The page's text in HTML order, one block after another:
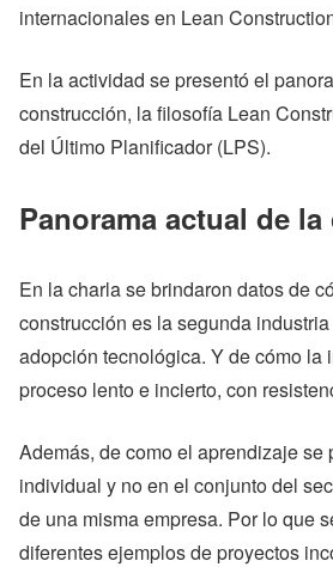
internacionales en Lean
En la actividad se presentó el
construcción, la filosofía Lean
del Último Planificador (LPS).
Panorama actual de
En la charla se brindaron datos de
construcción es la segunda
adopción tecnológica. Y de cómo la
proceso lento e incierto, con
Además, de como el aprendizaje se
individual y no en el conjunto del
de una misma empresa. Por lo que
diferentes ejemplos de proyectos